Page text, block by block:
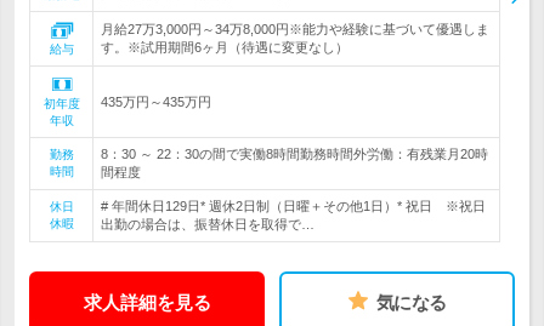
給与
月給27万3,000円～34万8,000円※能力や経験に基づいて優遇しま
す。※試用期間6ヶ月（待遇に変更なし）
初年度
年収
435万円～435万円
勤務
時間
8：30 ～ 22：30の間で実働8時間勤務時間外労働：有残業月20時
間程度
休日
休暇
# 年間休日129日* 週休2日制（日曜＋その他1日）* 祝日 ※祝日
出勤の場合は、振替休日を取得で…
求人詳細を見る 気になる